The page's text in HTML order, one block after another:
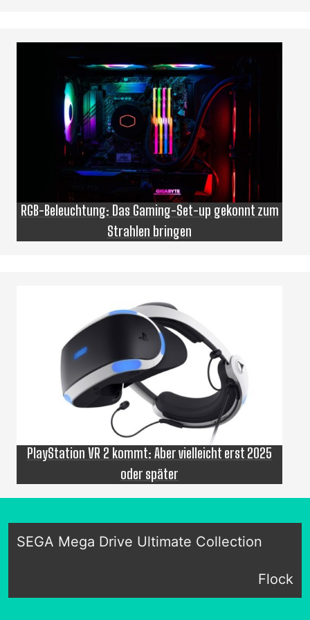
RGB-Beleuchtung: Das Gaming-Set-up gekonnt zum
Strahlen bringen
PlayStation VR 2 kommt: Aber vielleicht erst 2025
oder später
SEGA Mega Drive Ultimate Collection
Flock